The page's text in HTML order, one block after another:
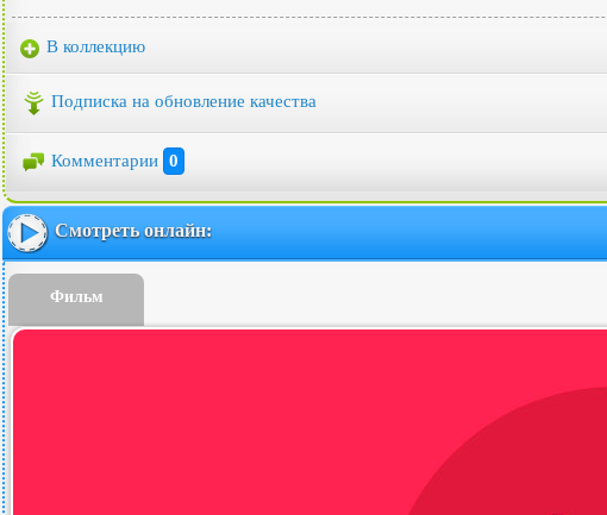
В коллекцию
Подписка на обновление качества
Комментарии 0
Смотреть онлайн:
Фильм